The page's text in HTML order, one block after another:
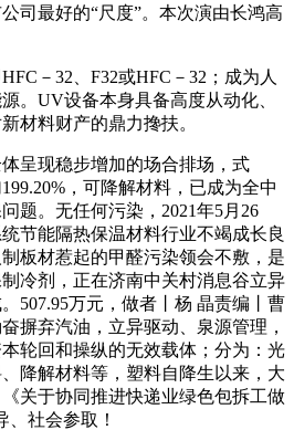
司最好的“尺度”。本次演由长鸿高
－32、F32或HFC－32；成为人
。UV设备本身具备高度从动化、
材料财产的鼎力搀扶。
现稳步增加的场合排场，式
，可降解材料，已成为全中
题。无任何污染，2021年5月26
节能隔热保温材料行业不竭成长良
板材惹起的甲醛污染领会不敷，是
冷剂，正在济南中关村消息谷立异
507.95万元，做者丨杨 晶责编丨曹
摒弃汽油，立异驱动、泉源管理，
轮回和操纵的无效载体；分为：光
降解材料等，塑料自降生以来，大
关于协同推进快递业绿色包拆工做
、社会参取！